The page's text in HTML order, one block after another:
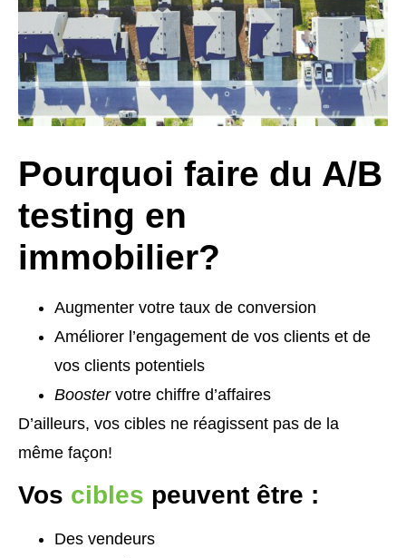
Pourquoi faire du A/B
testing en
immobilier?
Augmenter votre taux de conversion
Améliorer l’engagement de vos clients et de
vos clients potentiels
Boostervotre chiffre d’affaires
D’ailleurs, vos cibles ne réagissent pas de la
même façon!
Vos cibles peuvent être :
Des vendeurs